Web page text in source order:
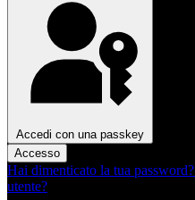
Accedi con una passkey
Accesso
Hai dimenticato la tua password?
utente?